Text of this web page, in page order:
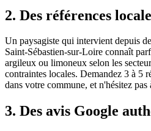
2. Des références
Un paysagiste qui intervient depuis
Saint-Sébastien-sur-Loire connaît
argileux ou limoneux selon les
contraintes locales. Demandez 3 à 5
dans votre commune, et n'hésitez pas
3. Des avis Google